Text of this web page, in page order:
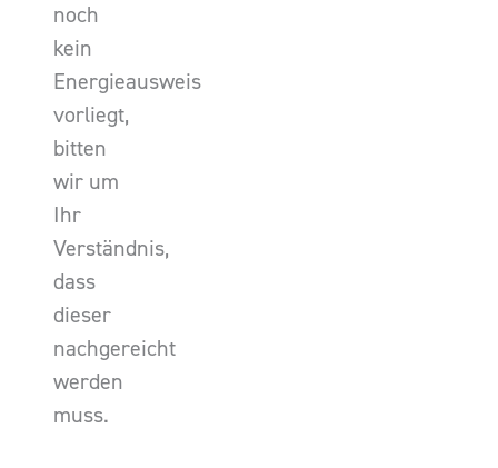
noch
kein
Energieausweis
vorliegt,
bitten
wir um
Ihr
Verständnis,
dass
dieser
nachgereicht
werden
muss.